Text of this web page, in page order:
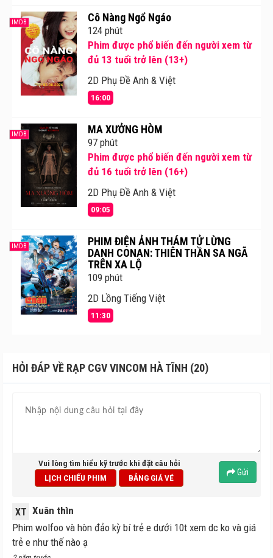
IMDB Cô Nàng Ngổ Ngáo
124 phút
Phim được phổ biến đến người xem từ
đủ 13 tuổi trở lên (13+)
2D Phụ Đề Anh & Việt
16:00
IMDB MA XƯỞNG HÒM
97 phút
Phim được phổ biến đến người xem từ
đủ 16 tuổi trở lên (16+)
2D Phụ Đề Anh & Việt
09:05
IMDB
PHIM ĐIỆN ẢNH THÁM TỬ LỪNG
DANH CONAN: THIÊN THẦN SA NGÃ
TRÊN XA LỘ
109 phút
2D Lồng Tiếng Việt
11:30
HỎI ĐÁP VỀ RẠP CGV VINCOM HÀ TĨNH (20)
Vui lòng tìm hiểu kỹ trước khi đặt câu hỏi
LỊCH CHIẾU PHIM
BẢNG GIÁ VÉ
Gửi
XT Xuân thìn
Phim wolfoo và hòn đảo kỳ bí trẻ e dưới 10t xem dc ko và giá
trẻ e như thế nào ạ